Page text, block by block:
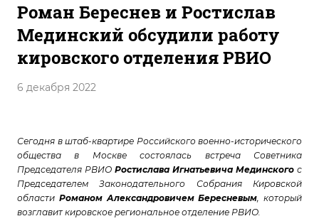
Роман Береснев и Ростислав
Мединский обсудили работу
кировского отделения РВИО
6 декабря 2022
Сегодня в штаб-квартире Российского военно-исторического
общества в Москве состоялась встреча Советника
Председателя РВИО Ростислава Игнатьевича Мединского с
Председателем Законодательного Собрания Кировской
области Романом Александровичем Бересневым, который
возглавит кировское региональное отделение РВИО.